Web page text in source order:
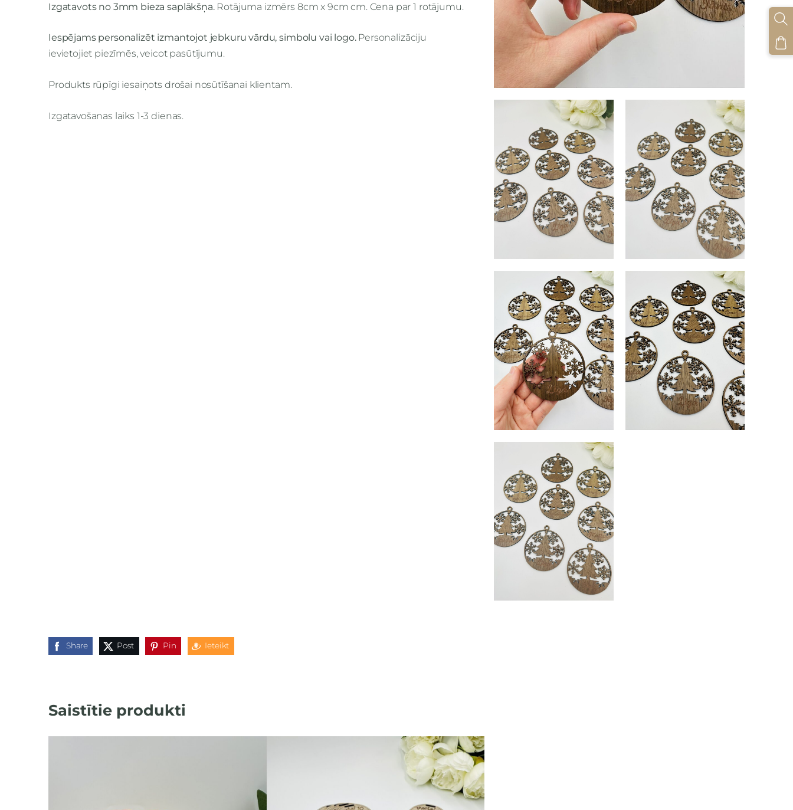
Izgatavots no 3mm bieza saplākšņa. Rotājuma izmērs 8cm x 9cm cm. Cena par 1 rotājumu.
Iespējams personalizēt izmantojot jebkuru vārdu, simbolu vai logo.Personalizāciju
ievietojiet piezīmēs, veicot pasūtījumu.
Produkts rūpīgi iesaiņots drošai nosūtīšanai klientam.
Izgatavošanas laiks 1-3 dienas.
Share Post Pin Ieteikt
Saistītie produkti